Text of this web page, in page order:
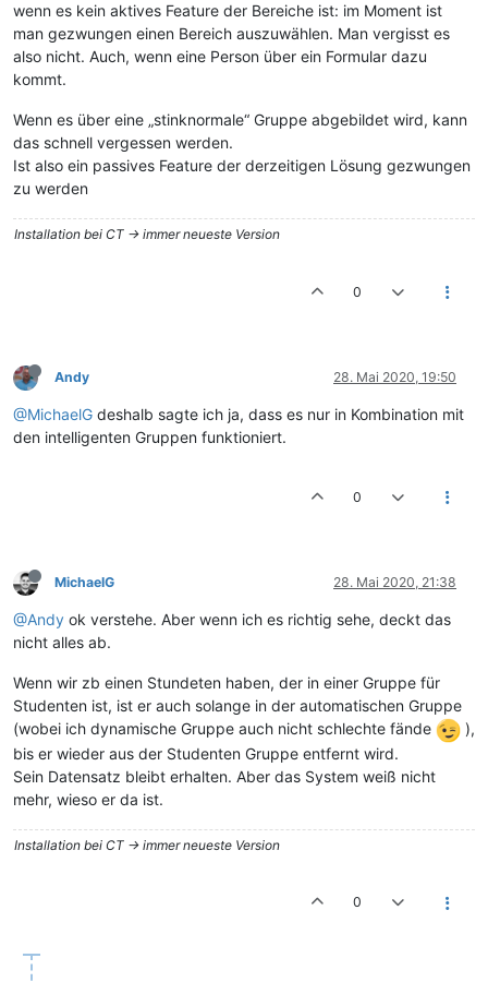
wenn es kein aktives Feature der Bereiche ist: im Moment ist
man gezwungen einen Bereich auszuwählen. Man vergisst es
also nicht. Auch, wenn eine Person über ein Formular dazu
kommt.
Wenn es über eine „stinknormale“ Gruppe abgebildet wird, kann
das schnell vergessen werden.
Ist also ein passives Feature der derzeitigen Lösung gezwungen
zu werden
Installation bei CT -> immer neueste Version
0
Andy 28. Mai 2020, 19:50
@MichaelG deshalb sagte ich ja, dass es nur in Kombination mit
den intelligenten Gruppen funktioniert.
0
MichaelG 28. Mai 2020, 21:38
@Andy ok verstehe. Aber wenn ich es richtig sehe, deckt das
nicht alles ab.
Wenn wir zb einen Stundeten haben, der in einer Gruppe für
Studenten ist, ist er auch solange in der automatischen Gruppe
(wobei ich dynamische Gruppe auch nicht schlechte fände
),
bis er wieder aus der Studenten Gruppe entfernt wird.
Sein Datensatz bleibt erhalten. Aber das System weiß nicht
mehr, wieso er da ist.
Installation bei CT -> immer neueste Version
0